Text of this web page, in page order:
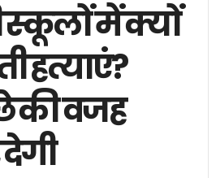
में क्यों
हत्याएं?
की वजह